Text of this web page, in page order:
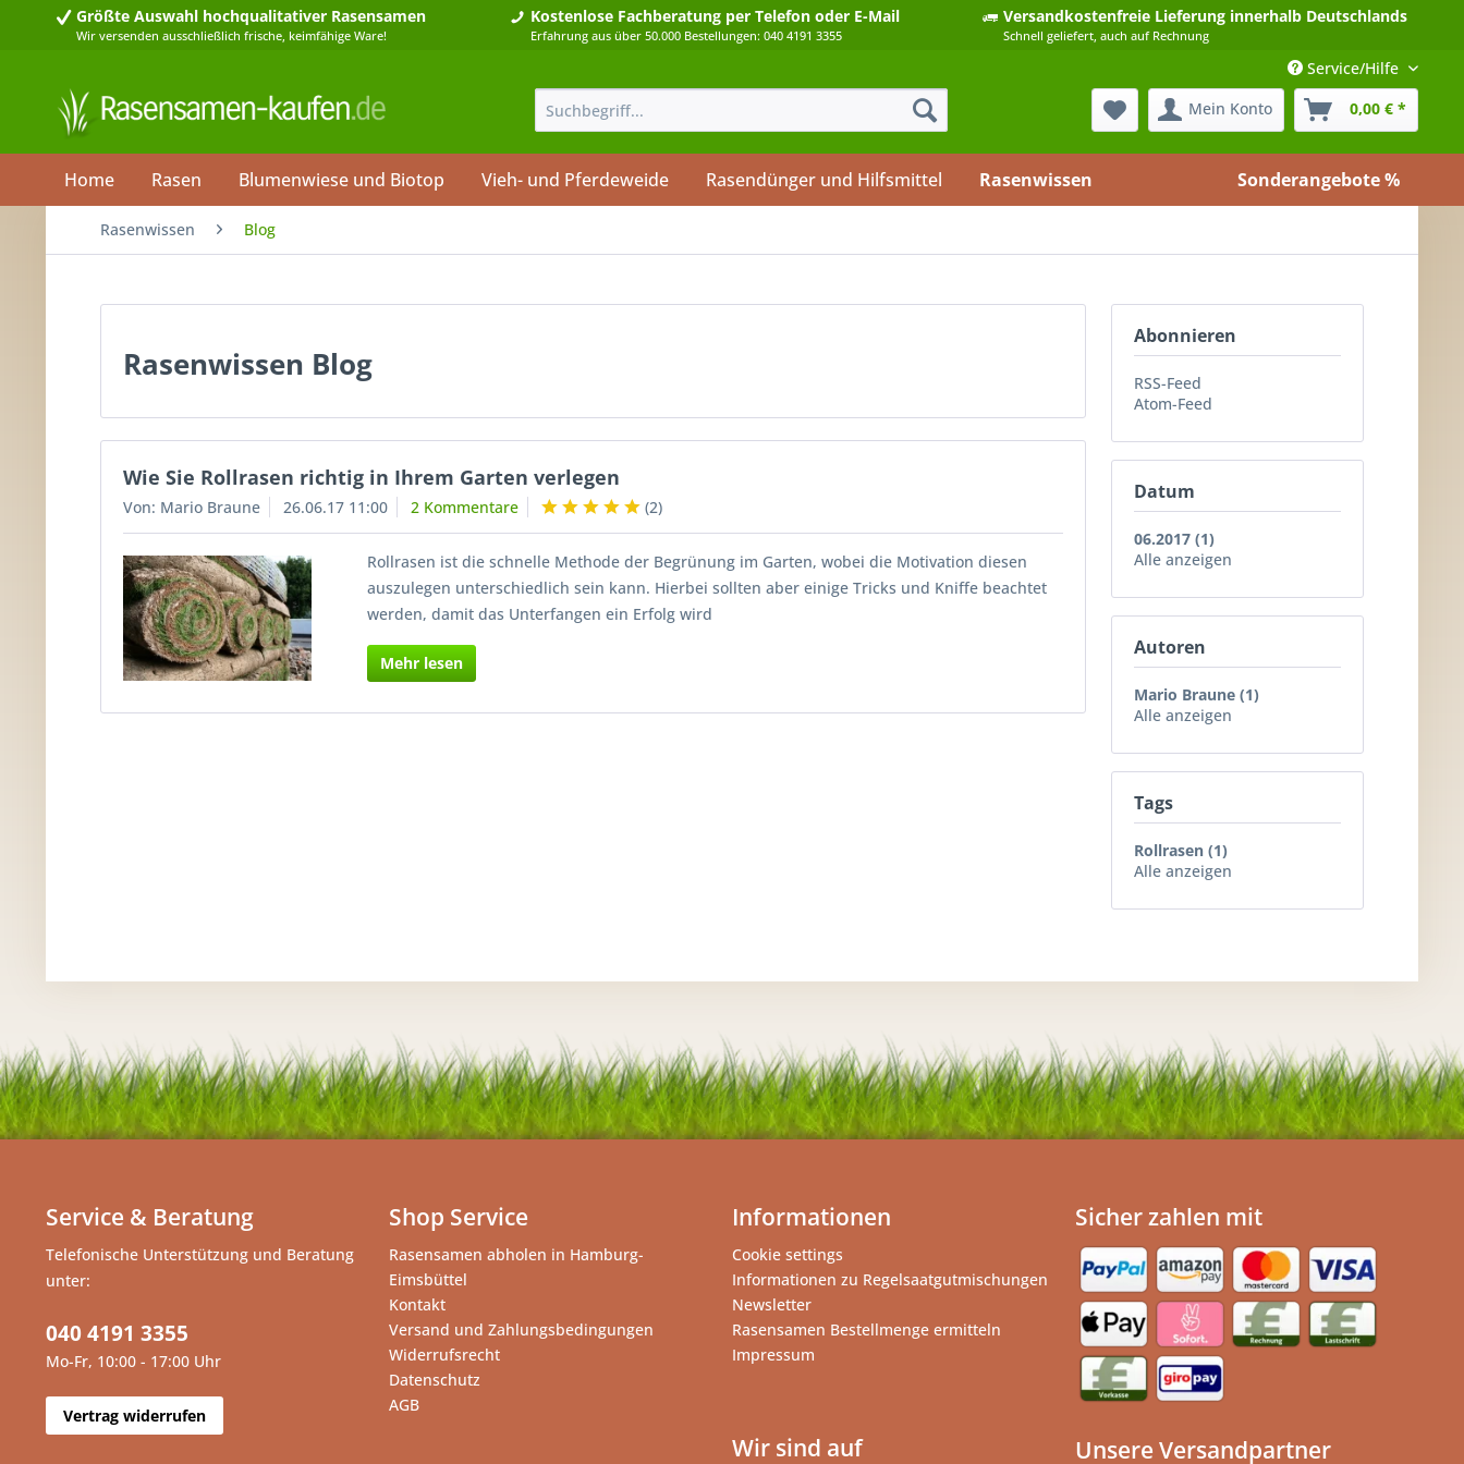
Größte Auswahl hochqualitativer Rasensamen
Wir versenden ausschließlich frische, keimfähige Ware!
Kostenlose Fachberatung per Telefon oder E-Mail
Erfahrung aus über 50.000 Bestellungen: 040 4191 3355
Versandkostenfreie Lieferung innerhalb Deutschlands
Schnell geliefert, auch auf Rechnung
Service/Hilfe
Mein Konto
0,00 € *
Home Rasen Blumenwiese und Biotop Vieh- und Pferdeweide Rasendünger und Hilfsmittel Sonderangebote %
Rasenwissen
Rasenwissen Blog
Abonnieren
RSS-Feed
Atom-Feed
Datum
06.2017 (1)
Alle anzeigen
Autoren
Mario Braune (1)
Alle anzeigen
Tags
Rollrasen (1)
Alle anzeigen
Rasenwissen Blog
Wie Sie Rollrasen richtig in Ihrem Garten verlegen
Von: Mario Braune 26.06.17 11:00 2 Kommentare (2)
Rollrasen ist die schnelle Methode der Begrünung im Garten, wobei die Motivation diesen
auszulegen unterschiedlich sein kann. Hierbei sollten aber einige Tricks und Kniffe beachtet
werden, damit das Unterfangen ein Erfolg wird
Mehr lesen
Service & Beratung
Telefonische Unterstützung und Beratung
unter:
040 4191 3355
Mo-Fr, 10:00 - 17:00 Uhr
Vertrag widerrufen
Shop Service
Rasensamen abholen in Hamburg-
Eimsbüttel
Kontakt
Versand und Zahlungsbedingungen
Widerrufsrecht
Datenschutz
AGB
Informationen
Cookie settings
Informationen zu Regelsaatgutmischungen
Newsletter
Rasensamen Bestellmenge ermitteln
Impressum
Wir sind auf
Sicher zahlen mit
Unsere Versandpartner